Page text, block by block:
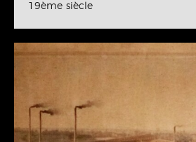
19ème siècle